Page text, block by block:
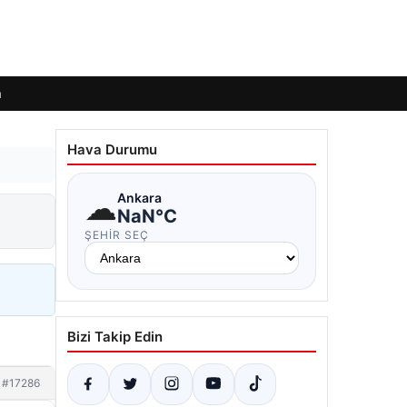
#17286
Hava Durumu
☁Ankara
NaN°C
ŞEHIR SEÇ
Bizi Takip Edin